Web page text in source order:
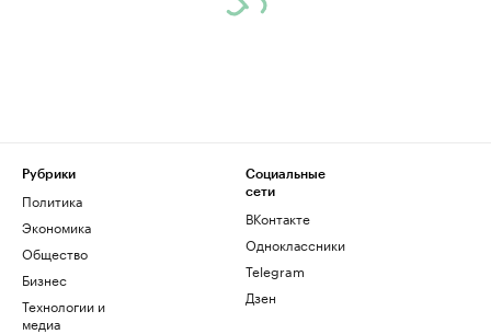
Рубрики
Политика
Экономика
Общество
Бизнес
Технологии и
медиа
Социальные
сети
ВКонтакте
Одноклассники
Telegram
Дзен